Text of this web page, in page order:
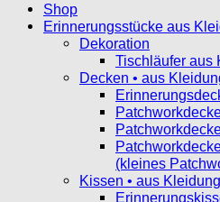
Shop
Erinnerungsstücke aus
Dekoration
Tischläufer aus
Decken • aus
(kleines
Kissen • aus Kleidung